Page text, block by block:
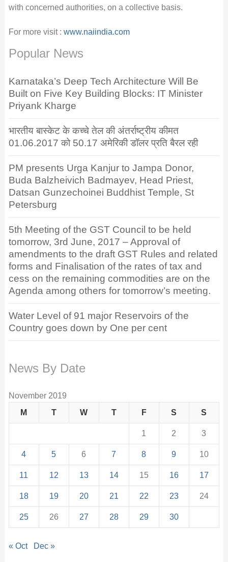
with concerned authorities, on a collective basis.
For more visit : www.naiindia.com
Popular News
Karnataka’s Deep Tech Architecture Will Be
Built on Five Key Building Blocks: IT Minister
Priyank Kharge
भारतीय बास्केट के कच्चे तेल की अंतर्राष्ट्रीय कीमत
01.06.2017 को 50.17 अमेरिकी डॉलर प्रति बैरल रही
PM presents Urga Kanjur to Jampa Donor,
Buda Balzheivich Badmayev, Head Priest,
Datsan Gunzechoinei Buddhist Temple, St
Petersburg
5th Meeting of the GST Council to be held
tomorrow, 3rd June, 2017 – Approval of
amendments to the draft GST Rules and related
forms and Finalisation of the rates of tax and
cess on the remaining commodities are on the
Agenda among others for tomorrow’s meeting.
Water Level of 91 major Reservoirs of the
Country goes down by One per cent
News By Date
November 2019
M
T W T F S S
1 2 3
4 5 6 7 8 9 10
11 12 13 14 15 16 17
18 19 20 21 22 23 24
25 26 27 28 29 30
« Oct Dec »